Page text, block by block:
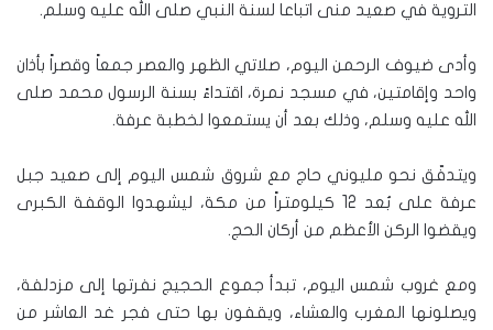
التروية في صعيد منى اتباعا لسنة النبي صلى الله عليه وسلم.
وأدى ضيوف الرحمن اليوم، صلاتي الظهر والعصر جمعاً وقصراً بأذان
واحد وإقامتين، في مسجد نمرة، اقتداءً بسنة الرسول محمد صلى
الله عليه وسلم، وذلك بعد أن يستمعوا لخطبة عرفة.
ويتدفّق نحو مليوني حاج مع شروق شمس اليوم إلى صعيد جبل
عرفة على بُعد 12 كيلومتراً من مكة، ليشهدوا الوقفة الكبرى
ويقضوا الركن الأعظم من أركان الحج.
ومع غروب شمس اليوم، تبدأ جموع الحجيج نفرتها إلى مزدلفة،
ويصلونها المغرب والعشاء، ويقفون بها حتى فجر غد العاشر من